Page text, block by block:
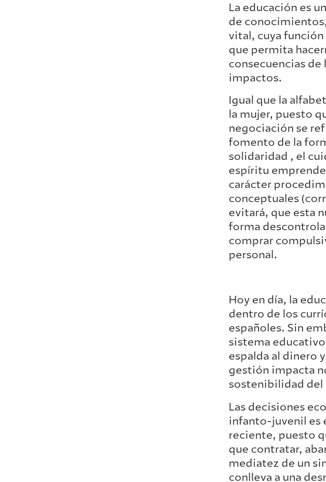
La educación es
de
vital, cuya
que permita
consecuencias
impactos.
Igual que la
la mujer, puesto
negociación se
fomento de la
solidaridad , el
espíritu
carácter
conceptuales
evitará, que esta
forma
comprar
personal.
Hoy en día, la
dentro de los
españoles. Sin
sistema
espalda al dinero
gestión impacta
sostenibilidad
Las decisiones
infanto-juvenil es
reciente, puesto
que contratar,
mediatez de un
conlleva a una